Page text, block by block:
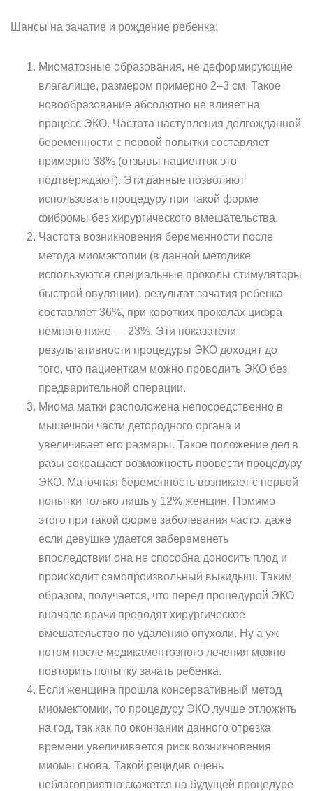
Шансы на зачатие и рождение ребенка:
Миоматозные образования, не деформирующие
влагалище, размером примерно 2–3 см. Такое
новообразование абсолютно не влияет на
процесс ЭКО. Частота наступления долгожданной
беременности с первой попытки составляет
примерно 38% (отзывы пациенток это
подтверждают). Эти данные позволяют
использовать процедуру при такой форме
фибромы без хирургического вмешательства.
Частота возникновения беременности после
метода миомэктопии (в данной методике
используются специальные проколы стимуляторы
быстрой овуляции), результат зачатия ребенка
составляет 36%, при коротких проколах цифра
немного ниже — 23%. Эти показатели
результативности процедуры ЭКО доходят до
того, что пациенткам можно проводить ЭКО без
предварительной операции.
Миома матки расположена непосредственно в
мышечной части детородного органа и
увеличивает его размеры. Такое положение дел в
разы сокращает возможность провести процедуру
ЭКО. Маточная беременность возникает с первой
попытки только лишь у 12% женщин. Помимо
этого при такой форме заболевания часто, даже
если девушке удается забеременеть
впоследствии она не способна доносить плод и
происходит самопроизвольный выкидыш. Таким
образом, получается, что перед процедурой ЭКО
вначале врачи проводят хирургическое
вмешательство по удалению опухоли. Ну а уж
потом после медикаментозного лечения можно
повторить попытку зачать ребенка.
Если женщина прошла консервативный метод
миомектомии, то процедуру ЭКО лучше отложить
на год, так как по окончании данного отрезка
времени увеличивается риск возникновения
миомы снова. Такой рецидив очень
неблагоприятно скажется на будущей процедуре